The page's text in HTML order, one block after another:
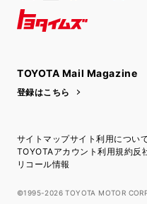
TOYOTA Mail Magazine
登録はこちら
サイトマップサイト利用につい
TOYOTAアカウント利用規約反
リコール情報
©1995-2026 TOYOTA MOTOR